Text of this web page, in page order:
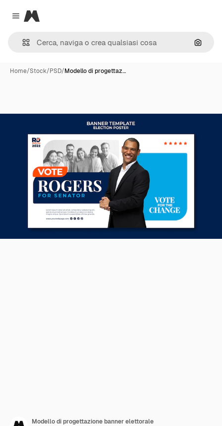
Close menu
Magnific
Cerca
Home/Stock/PSD/Modello di progettaz…
Modello di progettazione banner elettorale